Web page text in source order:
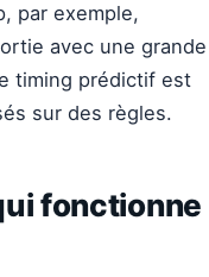
par exemple,
avec une grande
timing prédictif est
sur des règles.
fonctionne